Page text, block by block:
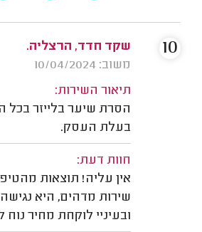
שקד חדד, הרצליה.
משוב: 10/04/2024
תיאור השירות:
הסרת שיער בלייזר בכל
בעלת העסק.
חוות דעת:
אין עליה! תוצאות
שירות מדהים, היא
ובעיניי לוקחת מחיר נוח
10